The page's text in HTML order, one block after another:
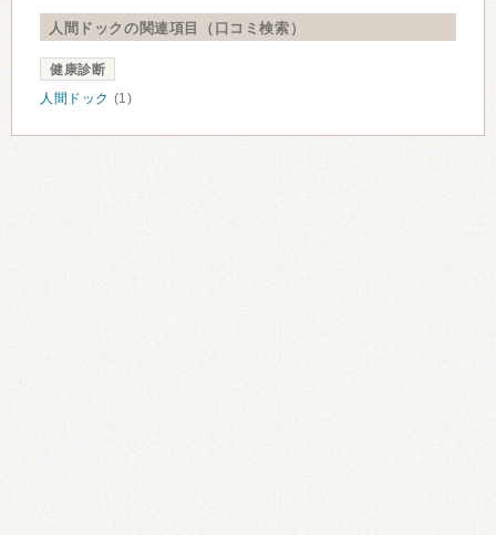
人間ドックの関連項目（口コミ検索）
健康診断
人間ドック (1)